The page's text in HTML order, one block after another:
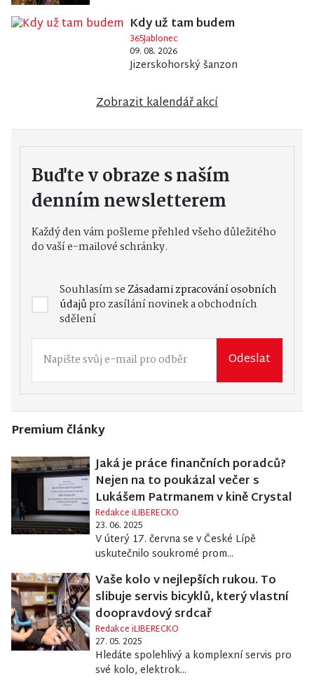
Kdy už tam budem
365Jablonec
09. 08. 2026
Jizerskohorský šanzon
Zobrazit kalendář akcí
Buďte v obraze s naším
denním newsletterem
Každý den vám pošleme přehled všeho důležitého
do vaší e-mailové schránky.
Souhlasím seZásadami zpracování osobních
údajůpro zasílání novinek a obchodních
sdělení
Odeslat
Premium články
Jaká je práce finančních poradců?
Nejen na to poukázal večer s
Lukášem Patrmanem v kině Crystal
Redakce iLIBERECKO
23. 06. 2025
V úterý 17. června se v České Lípě
uskutečnilo soukromé prom...
Vaše kolo v nejlepších rukou. To
slibuje servis bicyklů, který vlastní
doopravdový srdcař
Redakce iLIBERECKO
27. 05. 2025
Hledáte spolehlivý a komplexní servis pro
své kolo, elektrok...